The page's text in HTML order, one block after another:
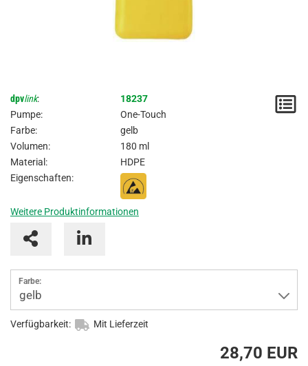
dpvlink:
18237
Pumpe:
One-Touch
Farbe:
gelb
Volumen:
180 ml
Material:
HDPE
Eigenschaften:
Weitere Produktinformationen
Farbe:
gelb
Verfügbarkeit: Mit Lieferzeit
28,70 EUR